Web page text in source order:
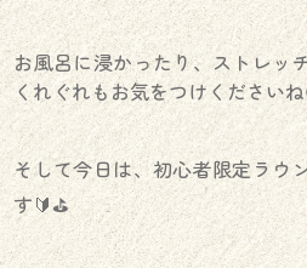
お風呂に浸かったり、ストレッ
くれぐれもお気をつけください
そして今日は、初心者限定ラウ
す🔰⛳️